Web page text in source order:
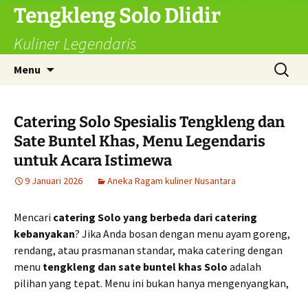
Langsung
Tengkleng Solo Dlidir
Kuliner Legendaris
Menu
Cari
untuk:
Catering Solo Spesialis Tengkleng dan
Sate Buntel Khas, Menu Legendaris
untuk Acara Istimewa
9 Januari 2026 Aneka Ragam kuliner Nusantara
Mencari catering Solo yang berbeda dari catering
kebanyakan? Jika Anda bosan dengan menu ayam goreng,
rendang, atau prasmanan standar, maka catering dengan
menu tengkleng dan sate buntel khas Solo adalah
pilihan yang tepat. Menu ini bukan hanya mengenyangkan,